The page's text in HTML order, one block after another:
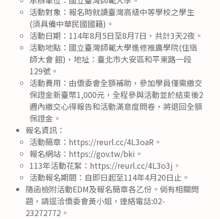
活動對象：報名時就讀臺灣高級中等學校之學生
(須具備中華民國國籍)。
活動日期：114年8月5日至8月7日，共計3天2夜。
活動地點：國立臺灣師範大學進修推廣學院(住宿
師大會 館)，地址：臺北市大安區和平東路一段
129號。
活動費用：由僑委會全額補助，參加學員僅需繳交
保證金新臺幣1,000元，全程參與活動並於結束後2
週內繳交心得報告和活動滿意度問卷，將退回全額
保證金。
報名資訊：
活動簡章：https://reurl.cc/4L3oaR。
報名網站：https://gov.tw/bki。
113年活動花絮：https://reurl.cc/4L3o3j。
活動報名期間：自即日起至114年4月20日止。
隨函檢附活動EDM及報名簡章各乙份。倘有相關問
題，請逕洽僑委會黃小姐，連絡電話:02-
23272772。